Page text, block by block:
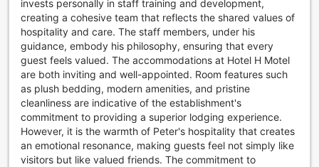
invests personally in staff training and development,
creating a cohesive team that reflects the shared values of
hospitality and care. The staff members, under his
guidance, embody his philosophy, ensuring that every
guest feels valued. The accommodations at Hotel H Motel
are both inviting and well-appointed. Room features such
as plush bedding, modern amenities, and pristine
cleanliness are indicative of the establishment's
commitment to providing a superior lodging experience.
However, it is the warmth of Peter's hospitality that creates
an emotional resonance, making guests feel not simply like
visitors but like valued friends. The commitment to